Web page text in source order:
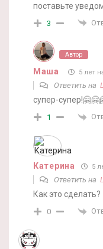
поставьте
3
Автор
Маша 5 лет
Ответить на
супер-
1
Катерина 5
Ответить на
Как это
0